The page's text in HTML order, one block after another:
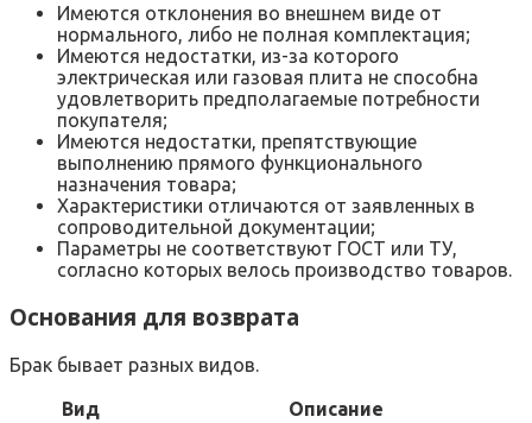
Имеются отклонения во внешнем виде от
нормального, либо не полная комплектация;
Имеются недостатки, из-за которого
электрическая или газовая плита не способна
удовлетворить предполагаемые потребности
покупателя;
Имеются недостатки, препятствующие
выполнению прямого функционального
назначения товара;
Характеристики отличаются от заявленных в
сопроводительной документации;
Параметры не соответствуют ГОСТ или ТУ,
согласно которых велось производство товаров.
Основания для возврата
Брак бывает разных видов.
Вид Описание